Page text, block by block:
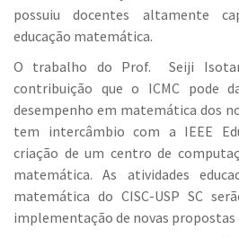
possuiu docentes altamente
educação matemática.
O trabalho do Prof. Seiji
contribuição que o ICMC pode
desempenho em matemática dos
tem intercâmbio com a IEEE
criação de um centro de
matemática. As atividades
matemática do CISC-USP SC
implementação de novas propostas